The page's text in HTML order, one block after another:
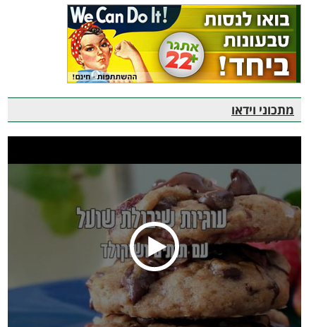
מתכוני וידאו